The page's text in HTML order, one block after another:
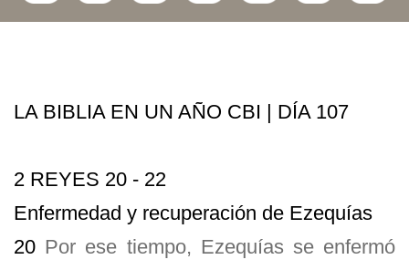
LA BIBLIA EN UN AÑO CBI | DÍA 107
2 REYES 20 - 22
Enfermedad y recuperación de Ezequías
20 Por ese tiempo, Ezequías se enfermó